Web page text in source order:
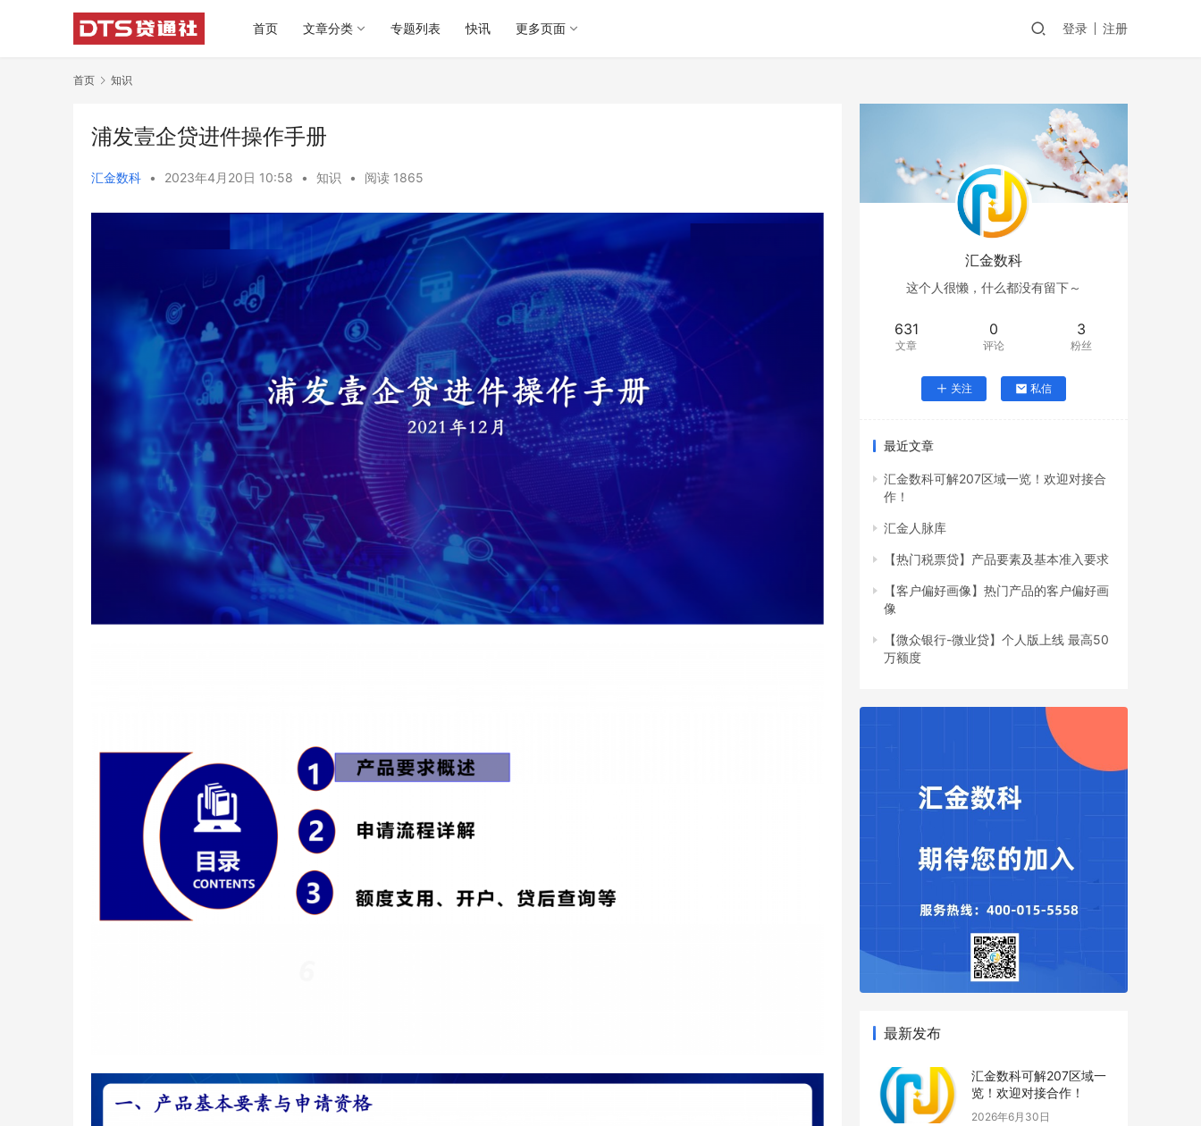
首页 文章分类 专题列表 快讯 更多页面 登录 注册
首页 知识
浦发壹企贷进件操作手册
汇金数科 • 2023年4月20日 10:58 • 知识 • 阅读 1865
汇金数科
这个人很懒，什么都没有留下～
631
文章
0
评论
3
粉丝
关注 私信
最近文章
汇金数科可解207区域一览！欢迎对接合
作！
汇金人脉库
【热门税票贷】产品要素及基本准入要求
【客户偏好画像】热门产品的客户偏好画
像
【微众银行-微业贷】个人版上线 最高50
万额度
最新发布
汇金数科可解207区域一
览！欢迎对接合作！
2026年6月30日